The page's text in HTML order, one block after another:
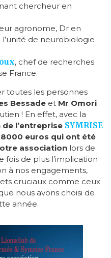
chercheur en
agronome, Dr en
de neurobiologie
, chef de recherches
France.
toutes les personnes
Bessade et Mr Omori
! En effet, avec la
l’entreprise SYMRISE
euros qui ont été
associationlors de
fois de plus l’implication
à nos engagements,
cruciaux comme ceux
nous avons choisi de
année.